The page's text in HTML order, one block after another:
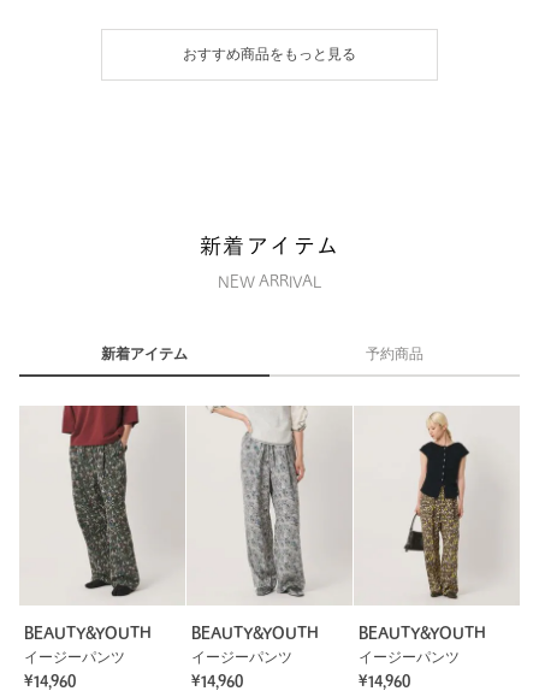
おすすめ商品をもっと見る
新着アイテム
NEW ARRIVAL
新着アイテム 予約商品
BEAUTY&YOUTH
イージーパンツ
¥14,960
BEAUTY&YOUTH
イージーパンツ
¥14,960
BEAUTY&YOUTH
イージーパンツ
¥14,960